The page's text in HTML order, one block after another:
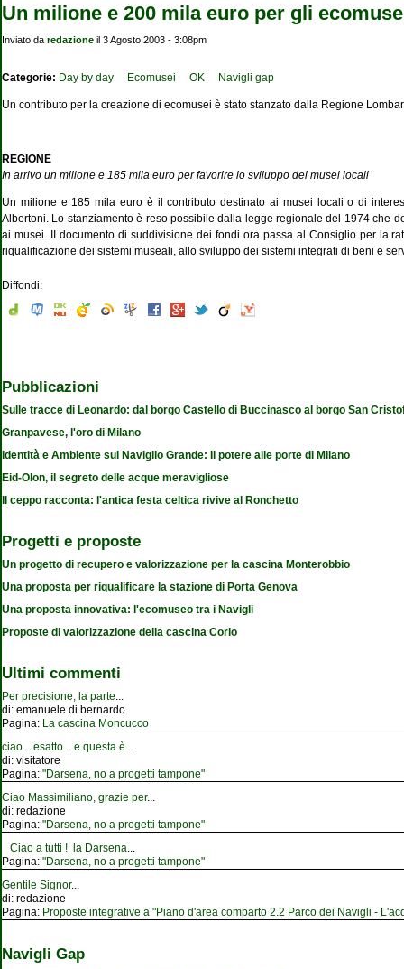
Un milione e 200 mila euro per gli
Inviato da redazione il 3 Agosto 2003 - 3:08pm
Categorie: Day by day Ecomusei OK Navigli gap
Un contributo per la creazione di ecomusei è stato stanzato dalla Regione
REGIONE
In arrivo un milione e 185 mila euro per favorire lo sviluppo del musei locali
Un milione e 185 mila euro è il contributo destinato ai musei locali o di
Albertoni. Lo stanziamento è reso possibile dalla legge regionale del 1974 che
ai musei. II documento di suddivisione dei fondi ora passa al Consiglio per la
riqualificazione dei sistemi museali, allo sviluppo dei sistemi integrati di beni e
Diffondi:
Pubblicazioni
Sulle tracce di Leonardo: dal borgo Castello di Buccinasco al borgo San
Granpavese, l'oro di Milano
Identità e Ambiente sul Naviglio Grande: Il potere alle porte di Milano
Eid-Olon, il segreto delle acque meravigliose
Il ceppo racconta: l'antica festa celtica rivive al Ronchetto
Progetti e proposte
Un progetto di recupero e valorizzazione per la cascina Monterobbio
Una proposta per riqualificare la stazione di Porta Genova
Una proposta innovativa: l'ecomuseo tra i Navigli
Proposte di valorizzazione della cascina Corio
Ultimi commenti
Per precisione, la parte
di: emanuele di bernardo
Pagina: La cascina Moncucco
ciao .. esatto .. e questa è
di: visitatore
Pagina: "Darsena, no a progetti tampone"
Ciao Massimiliano, grazie per...
di: redazione
Pagina: "Darsena, no a progetti tampone"
Ciao a tutti ! la Darsena
Pagina: "Darsena, no a progetti tampone"
Gentile Signor...
di: redazione
Pagina: Proposte integrative a "Piano d'area comparto 2.2 Parco dei Navigli -
Navigli Gap